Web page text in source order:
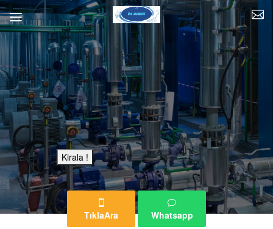
TıklaAra Whatsapp
Bu Reklam Sayfası Kiralıktır.
Kirala !